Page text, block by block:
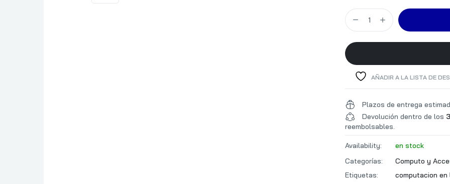
ESPECIFICACIONES DE
LA COPIADORA
AÑADIR A LA LISTA DE
Plazos de entrega
Devolución dentro de los
reembolsables.
Availability:
en stock
Categorías:
Computo y
Etiquetas:
computacion en